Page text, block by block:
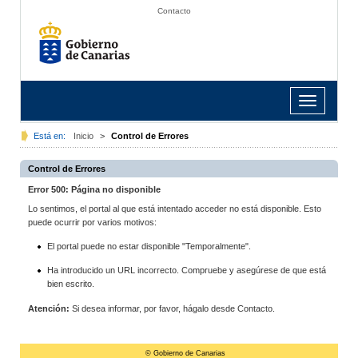
Contacto
Toggle
navigation
Está en: Inicio > Control de Errores
Control de Errores
Error 500: Página no disponible
Lo sentimos, el portal al que está intentado acceder no está disponible. Esto
puede ocurrir por varios motivos:
El portal puede no estar disponible "Temporalmente".
Ha introducido un URL incorrecto. Compruebe y asegúrese de que está
bien escrito.
Atención: Si desea informar, por favor, hágalo desde Contacto.
© Gobierno de Canarias